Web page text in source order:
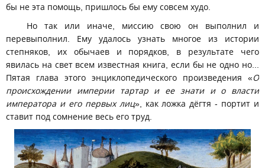
бы не эта помощь, пришлось бы ему совсем худо.
Но так или иначе, миссию свою он выполнил и
перевыполнил. Ему удалось узнать многое из истории
степняков, их обычаев и порядков, в результате чего
явилась на свет всем известная книга, если бы не одно но...
Пятая глава этого энциклопедического произведения «О
происхождении империи тартар и ее знати и о власти
императора и его первых лиц», как ложка дёгтя - портит и
ставит под сомнение весь его труд.